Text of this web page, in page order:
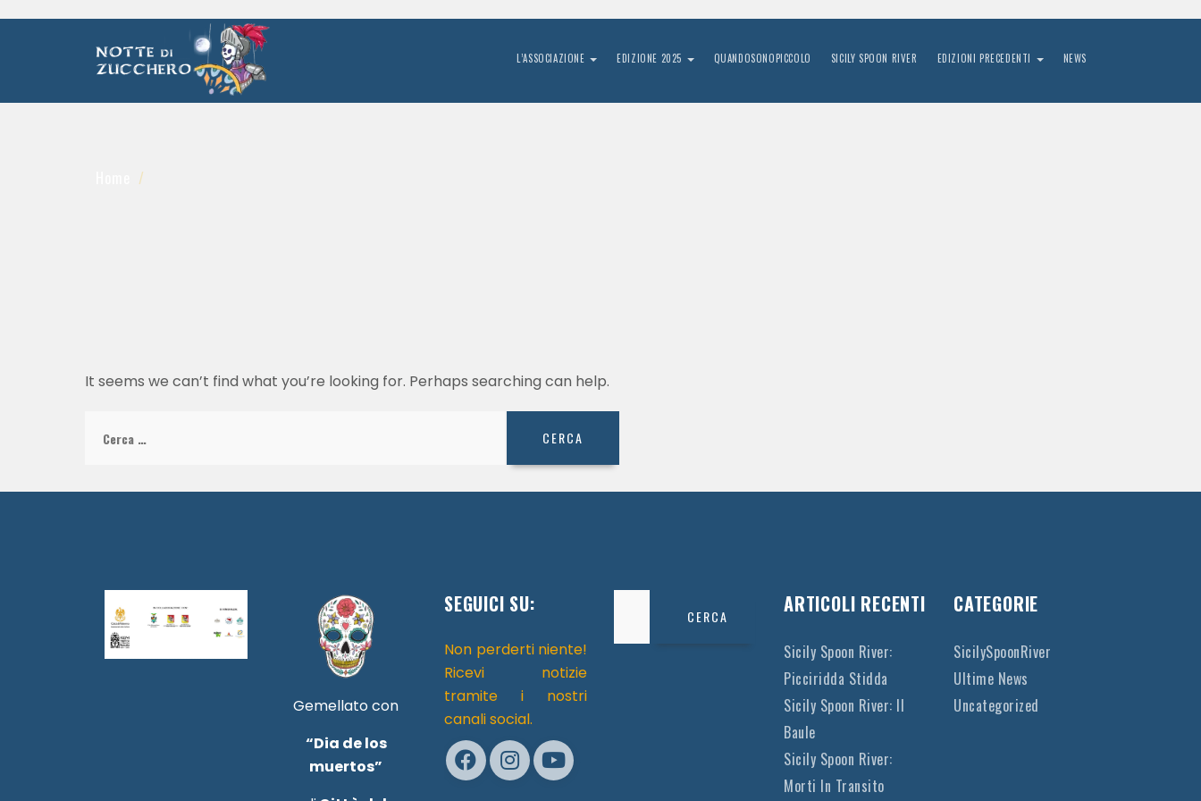
L’ASSOCIAZIONE EDIZIONE 2025 QUANDOSONOPICCOLO SICILY SPOON RIVER EDIZIONI PRECEDENTI NEWS
It seems we can’t find what you’re looking for. Perhaps searching can help.
per:
Gemellato con
“Dia de los
muertos”
SEGUICI SU:
Non perderti niente!
Ricevi notizie
tramite i nostri
canali social.
ARTICOLI RECENTI
Sicily Spoon River:
Picciridda Stidda
Sicily Spoon River: Il
Baule
Sicily Spoon River:
Morti In Transito
CATEGORIE
SicilySpoonRiver
Ultime News
Uncategorized